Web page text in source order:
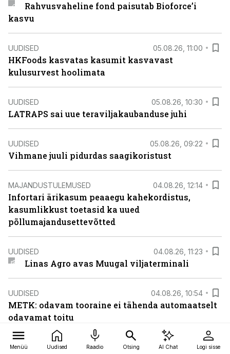
Rahvusvaheline fond paisutab Bioforce’i
kasvu
UUDISED 05.08.26, 11:00
HKFoods kasvatas kasumit kasvavast
kulusurvest hoolimata
UUDISED 05.08.26, 10:30
LATRAPS sai uue teraviljakaubanduse juhi
UUDISED 05.08.26, 09:22
Vihmane juuli pidurdas saagikoristust
MAJANDUSTULEMUSED 04.08.26, 12:14
Infortari ärikasum peaaegu kahekordistus,
kasumlikkust toetasid ka uued
põllumajandusettevõtted
UUDISED 04.08.26, 11:23
Linas Agro avas Muugal viljaterminali
UUDISED 04.08.26, 10:54
METK: odavam tooraine ei tähenda automaatselt
odavamat toitu
UUDISED 04.08.26, 10:43
Menüü Uudised Raadio Otsing AI Chat Logi sisse